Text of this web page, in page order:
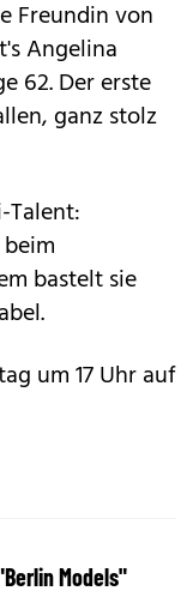
Freundin von
Angelina
62. Der erste
ganz stolz
Talent:
bastelt sie
um 17 Uhr auf
Models"